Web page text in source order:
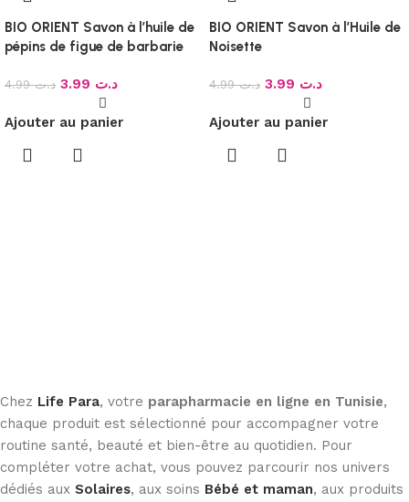
BIO ORIENT Savon à l’huile de
pépins de figue de barbarie
د.ت4.99 د.ت
Ajouter au panier
BIO ORIENT Savon à l’Huile de
Noisette
د.ت4.99 د.ت
Ajouter au panier
Chez Life Para, votre parapharmacie en ligne en Tunisie,
chaque produit est sélectionné pour accompagner votre
routine santé, beauté et bien-être au quotidien. Pour
compléter votre achat, vous pouvez parcourir nos univers
dédiés aux Solaires, aux soins Bébé et maman, aux produits